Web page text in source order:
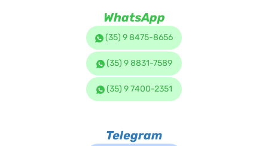
WhatsApp
(35) 9 8475-8656
(35) 9 8831-7589
(35) 9 7400-2351
Telegram